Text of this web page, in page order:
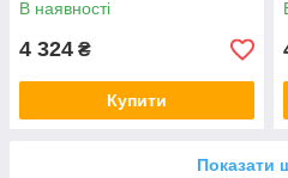
В наявності
4 324 ₴
Купити
Показати